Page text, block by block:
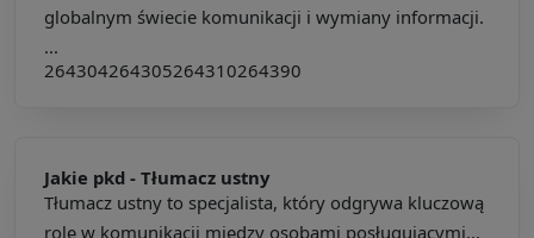
globalnym świecie komunikacji i wymiany informacji.
...
264304264305264310264390
Jakie pkd - Tłumacz ustny
Tłumacz ustny to specjalista, który odgrywa kluczową
rolę w komunikacji między osobami posługującymi...